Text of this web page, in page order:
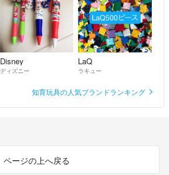
Disney
ディズニー
LaQ
ラキュー
知育玩具の人気ブランドランキング
ページの上へ戻る